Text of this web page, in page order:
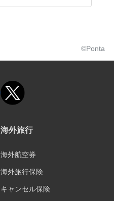
©Ponta
海外旅行
海外航空券
海外旅行保険
キャンセル保険